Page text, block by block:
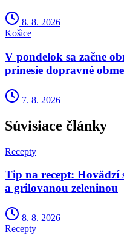
8. 8. 2026
Košice
V pondelok sa začne
prinesie dopravné
7. 8. 2026
Súvisiace články
Recepty
Tip na recept: Hovädzí
a grilovanou zeleninou
8. 8. 2026
Recepty